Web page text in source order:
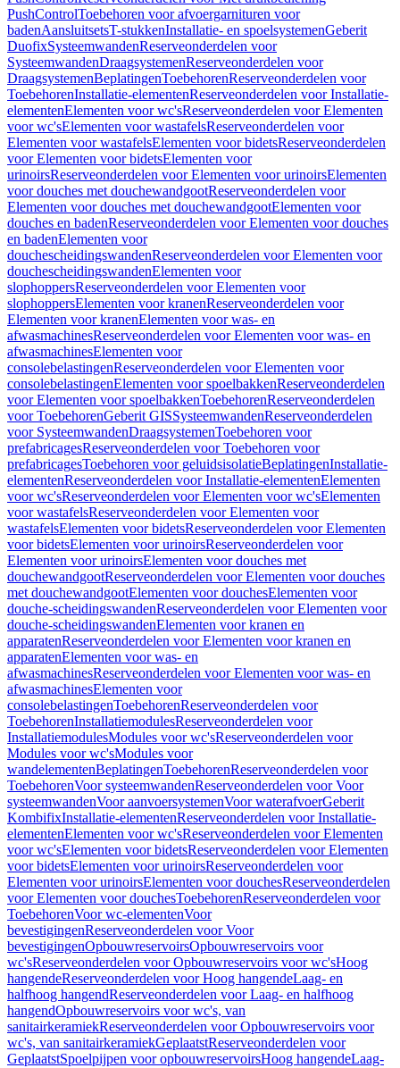
PushControlToebehoren voor afvoergarnituren voor
badenAansluitsetsT-stukkenInstallatie- en spoelsystemenGeberit
DuofixSysteemwandenReserveonderdelen voor
SysteemwandenDraagsystemenReserveonderdelen voor
DraagsystemenBeplatingenToebehorenReserveonderdelen voor
ToebehorenInstallatie-elementenReserveonderdelen voor Installatie-
elementenElementen voor wc'sReserveonderdelen voor Elementen
voor wc'sElementen voor wastafelsReserveonderdelen voor
Elementen voor wastafelsElementen voor bidetsReserveonderdelen
voor Elementen voor bidetsElementen voor
urinoirsReserveonderdelen voor Elementen voor urinoirsElementen
voor douches met douchewandgootReserveonderdelen voor
Elementen voor douches met douchewandgootElementen voor
douches en badenReserveonderdelen voor Elementen voor douches
en badenElementen voor
douchescheidingswandenReserveonderdelen voor Elementen voor
douchescheidingswandenElementen voor
slophoppersReserveonderdelen voor Elementen voor
slophoppersElementen voor kranenReserveonderdelen voor
Elementen voor kranenElementen voor was- en
afwasmachinesReserveonderdelen voor Elementen voor was- en
afwasmachinesElementen voor
consolebelastingenReserveonderdelen voor Elementen voor
consolebelastingenElementen voor spoelbakkenReserveonderdelen
voor Elementen voor spoelbakkenToebehorenReserveonderdelen
voor ToebehorenGeberit GISSysteemwandenReserveonderdelen
voor SysteemwandenDraagsystemenToebehoren voor
prefabricagesReserveonderdelen voor Toebehoren voor
prefabricagesToebehoren voor geluidsisolatieBeplatingenInstallatie-
elementenReserveonderdelen voor Installatie-elementenElementen
voor wc'sReserveonderdelen voor Elementen voor wc'sElementen
voor wastafelsReserveonderdelen voor Elementen voor
wastafelsElementen voor bidetsReserveonderdelen voor Elementen
voor bidetsElementen voor urinoirsReserveonderdelen voor
Elementen voor urinoirsElementen voor douches met
douchewandgootReserveonderdelen voor Elementen voor douches
met douchewandgootElementen voor douchesElementen voor
douche-scheidingswandenReserveonderdelen voor Elementen voor
douche-scheidingswandenElementen voor kranen en
apparatenReserveonderdelen voor Elementen voor kranen en
apparatenElementen voor was- en
afwasmachinesReserveonderdelen voor Elementen voor was- en
afwasmachinesElementen voor
consolebelastingenToebehorenReserveonderdelen voor
ToebehorenInstallatiemodulesReserveonderdelen voor
InstallatiemodulesModules voor wc'sReserveonderdelen voor
Modules voor wc'sModules voor
wandelementenBeplatingenToebehorenReserveonderdelen voor
ToebehorenVoor systeemwandenReserveonderdelen voor Voor
systeemwandenVoor aanvoersystemenVoor waterafvoerGeberit
KombifixInstallatie-elementenReserveonderdelen voor Installatie-
elementenElementen voor wc'sReserveonderdelen voor Elementen
voor wc'sElementen voor bidetsReserveonderdelen voor Elementen
voor bidetsElementen voor urinoirsReserveonderdelen voor
Elementen voor urinoirsElementen voor douchesReserveonderdelen
voor Elementen voor douchesToebehorenReserveonderdelen voor
ToebehorenVoor wc-elementenVoor
bevestigingenReserveonderdelen voor Voor
bevestigingenOpbouwreservoirsOpbouwreservoirs voor
wc'sReserveonderdelen voor Opbouwreservoirs voor wc'sHoog
hangendeReserveonderdelen voor Hoog hangendeLaag- en
halfhoog hangendReserveonderdelen voor Laag- en halfhoog
hangendOpbouwreservoirs voor wc's, van
sanitairkeramiekReserveonderdelen voor Opbouwreservoirs voor
wc's, van sanitairkeramiekGeplaatstReserveonderdelen voor
GeplaatstSpoelpijpen voor opbouwreservoirsHoog hangendeLaag-